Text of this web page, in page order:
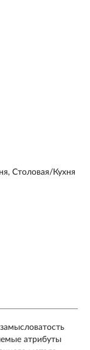
Столовая/Кухня
атрибуты